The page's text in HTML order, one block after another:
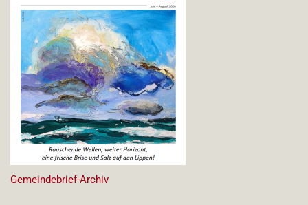
Gemeindebrief-Archiv